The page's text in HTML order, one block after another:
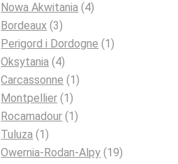
Nowa Akwitania (4)
Bordeaux (3)
Perigord i Dordogne (1)
Oksytania (4)
Carcassonne (1)
Montpellier (1)
Rocamadour (1)
Tuluza (1)
Owernia-Rodan-Alpy (19)